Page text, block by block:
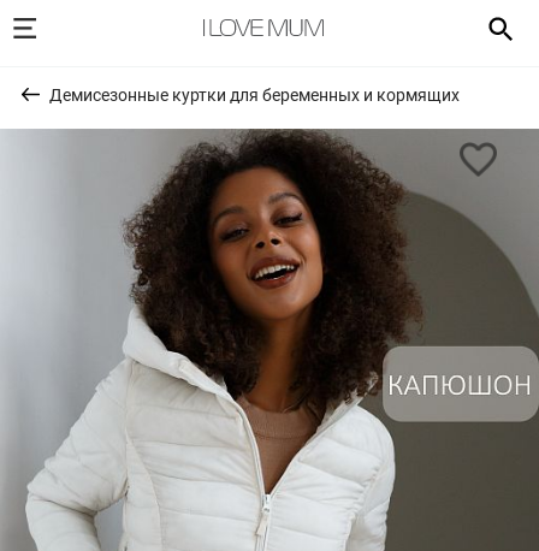
Демисезонные куртки для беременных и кормящих